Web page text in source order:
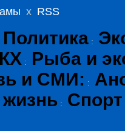
x RSS
Политика :
:
Рыба и
и СМИ: :
: Спорт